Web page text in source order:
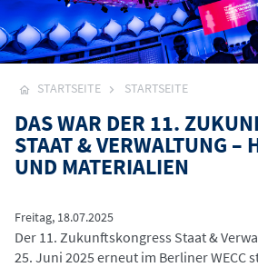
STARTSEITE STARTSEITE
DAS WAR DER 11.
STAAT & VERWALTUNG –
UND MATERIALIEN
Freitag, 18.07.2025
Der 11. Zukunftskongress Staat &
25. Juni 2025 erneut im Berliner WECC